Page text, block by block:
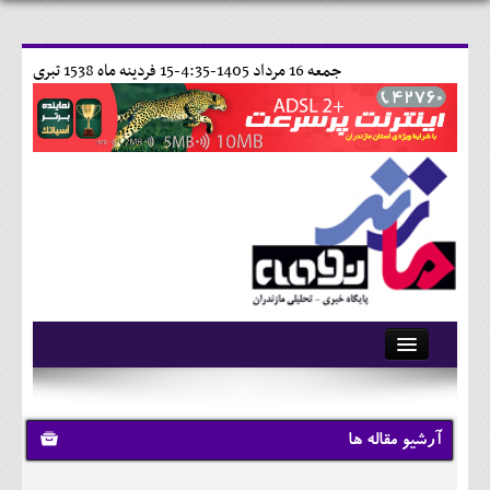
15 فردينه ماه 1538 تبری جمعه 16 مرداد 1405-4:35-
آرشیو
تماس با ما
وبلاگ
آرشیو مقاله ها